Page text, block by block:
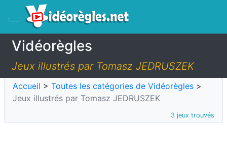
Vidéorègles
Jeux illustrés par Tomasz JEDRUSZEK
Accueil > Toutes les catégories de Vidéorègles >
Jeux illustrés par Tomasz JEDRUSZEK
3 jeux trouvés